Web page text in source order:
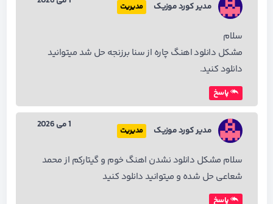
مدیر کورد موزیک مدیریت
سلام
مشکل دانلود اهنگ چاره از سنا برزنجه حل شد میتوانید
دانلود کنید.
پاسخ
مدیر کورد موزیک مدیریت 1 می 2026
سلام مشکل دانلود نشدن اهنگ خوم و گیتارکم از محمد
شعاعی حل شده و میتوانید دانلود کنید
پاسخ